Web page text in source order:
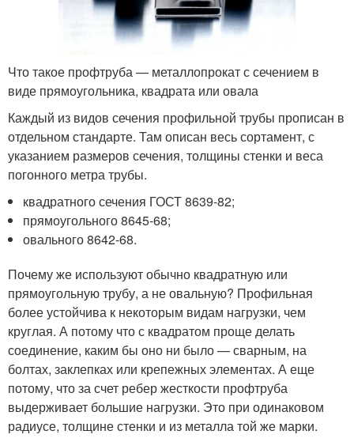
Что такое профтруба — металлопрокат с сечением в
виде прямоугольника, квадрата или овала
Каждый из видов сечения профильной трубы прописан в
отдельном стандарте. Там описан весь сортамент, с
указанием размеров сечения, толщины стенки и веса
погонного метра трубы.
квадратного сечения ГОСТ 8639-82;
прямоугольного 8645-68;
овального 8642-68.
Почему же используют обычно квадратную или
прямоугольную трубу, а не овальную? Профильная
более устойчива к некоторым видам нагрузки, чем
круглая. А потому что с квадратом проще делать
соединение, каким бы оно ни было — сварным, на
болтах, заклепках или крепежных элементах. А еще
потому, что за счет ребер жесткости профтруба
выдерживает большие нагрузки. Это при одинаковом
радиусе, толщине стенки и из металла той же марки.